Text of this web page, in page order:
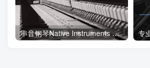
串音钢琴Native Instruments Crosstalk Piano KONTAKT